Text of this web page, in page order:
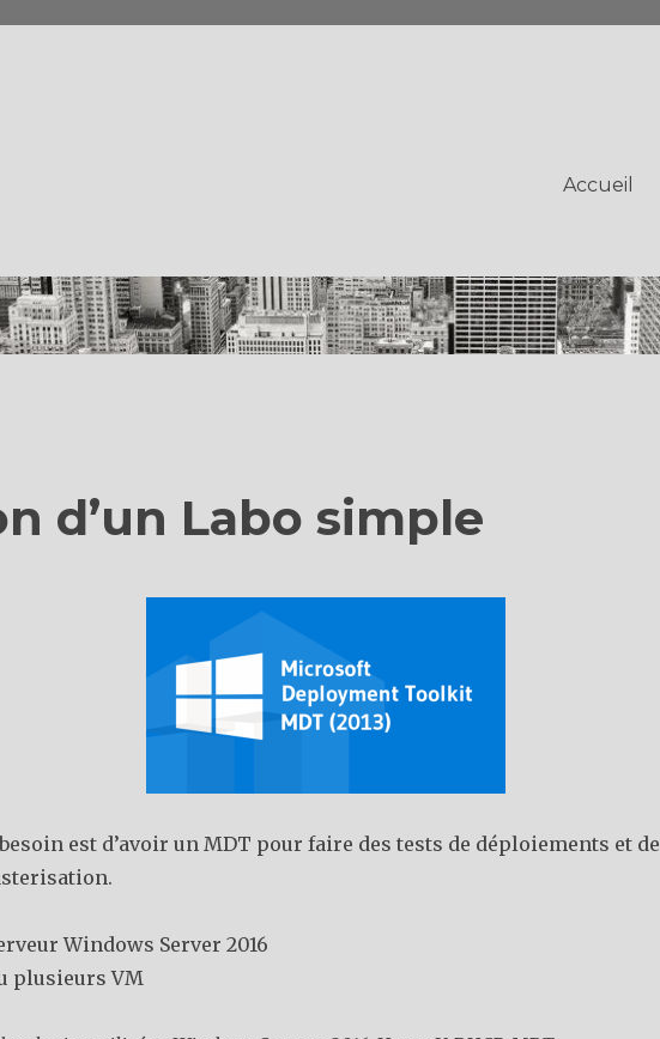
Accueil
d’un Labo simple
est d’avoir un MDT pour faire des tests de déploiements et de
Windows Server 2016
plusieurs VM